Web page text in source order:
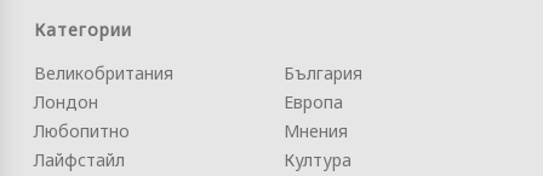
Категории
Великобритания
Лондон
Любопитно
Лайфстайл
България
Европа
Мнения
Култура